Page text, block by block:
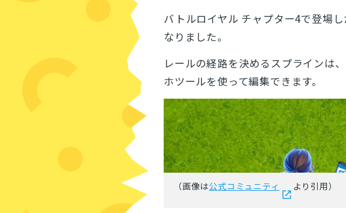
バトルロイヤル チャプター4で登場
なりました。
レールの経路を決めるスプラインは
ホツールを使って編集できます。
（画像は公式コミュニティ より引用）